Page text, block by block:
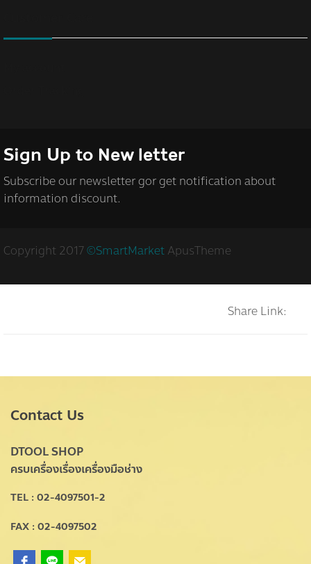
Sign Up to New letter
Subscribe our newsletter gor get notification about
information discount.
Copyright 2017©SmartMarket ApusTheme
Share Link:
Contact Us
DTOOL SHOP
ครบเครื่องเรื่องเครื่องมือช่าง
TEL : 02-4097501-2
FAX : 02-4097502